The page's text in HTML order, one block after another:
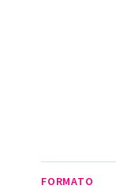
FORMATO